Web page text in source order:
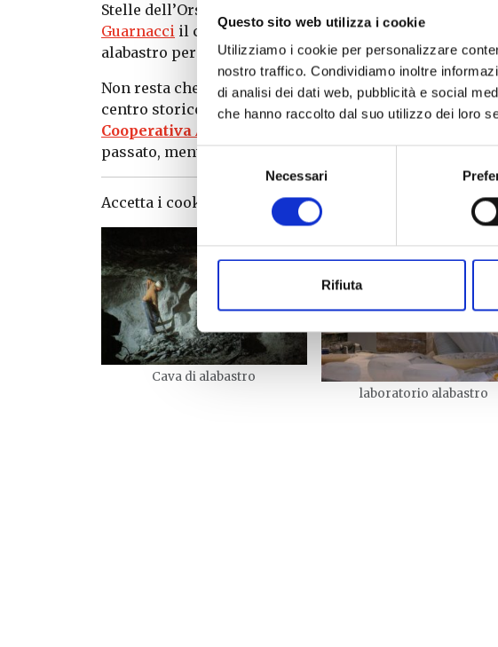
Questo sito web utilizza i cookie
Utilizziamo i cookie per personalizzare
nostro traffico. Condividiamo inoltre
di analisi dei dati web, pubblicità e social
che hanno raccolto dal suo utilizzo dei loro
Selezione
del
Necessari
Rifiuta
Stelle dell’Orsa” con Claudia Cardinale e Jean Sorel
Guarnacci il cui nucleo è costituito da circa 600
alabastro perché facile da modellare e da dipingere.
Non resta che portare a casa un ricordo della “pietra
centro storico, come quelle che aderiscono alla
Cooperativa Artieri di Alabastro
passato, mentre si assiste in diretta alla creazione di un
Accetta i cookie statistiche, marketing per visualizzare
Cava di alabastro
laboratorio alabastro